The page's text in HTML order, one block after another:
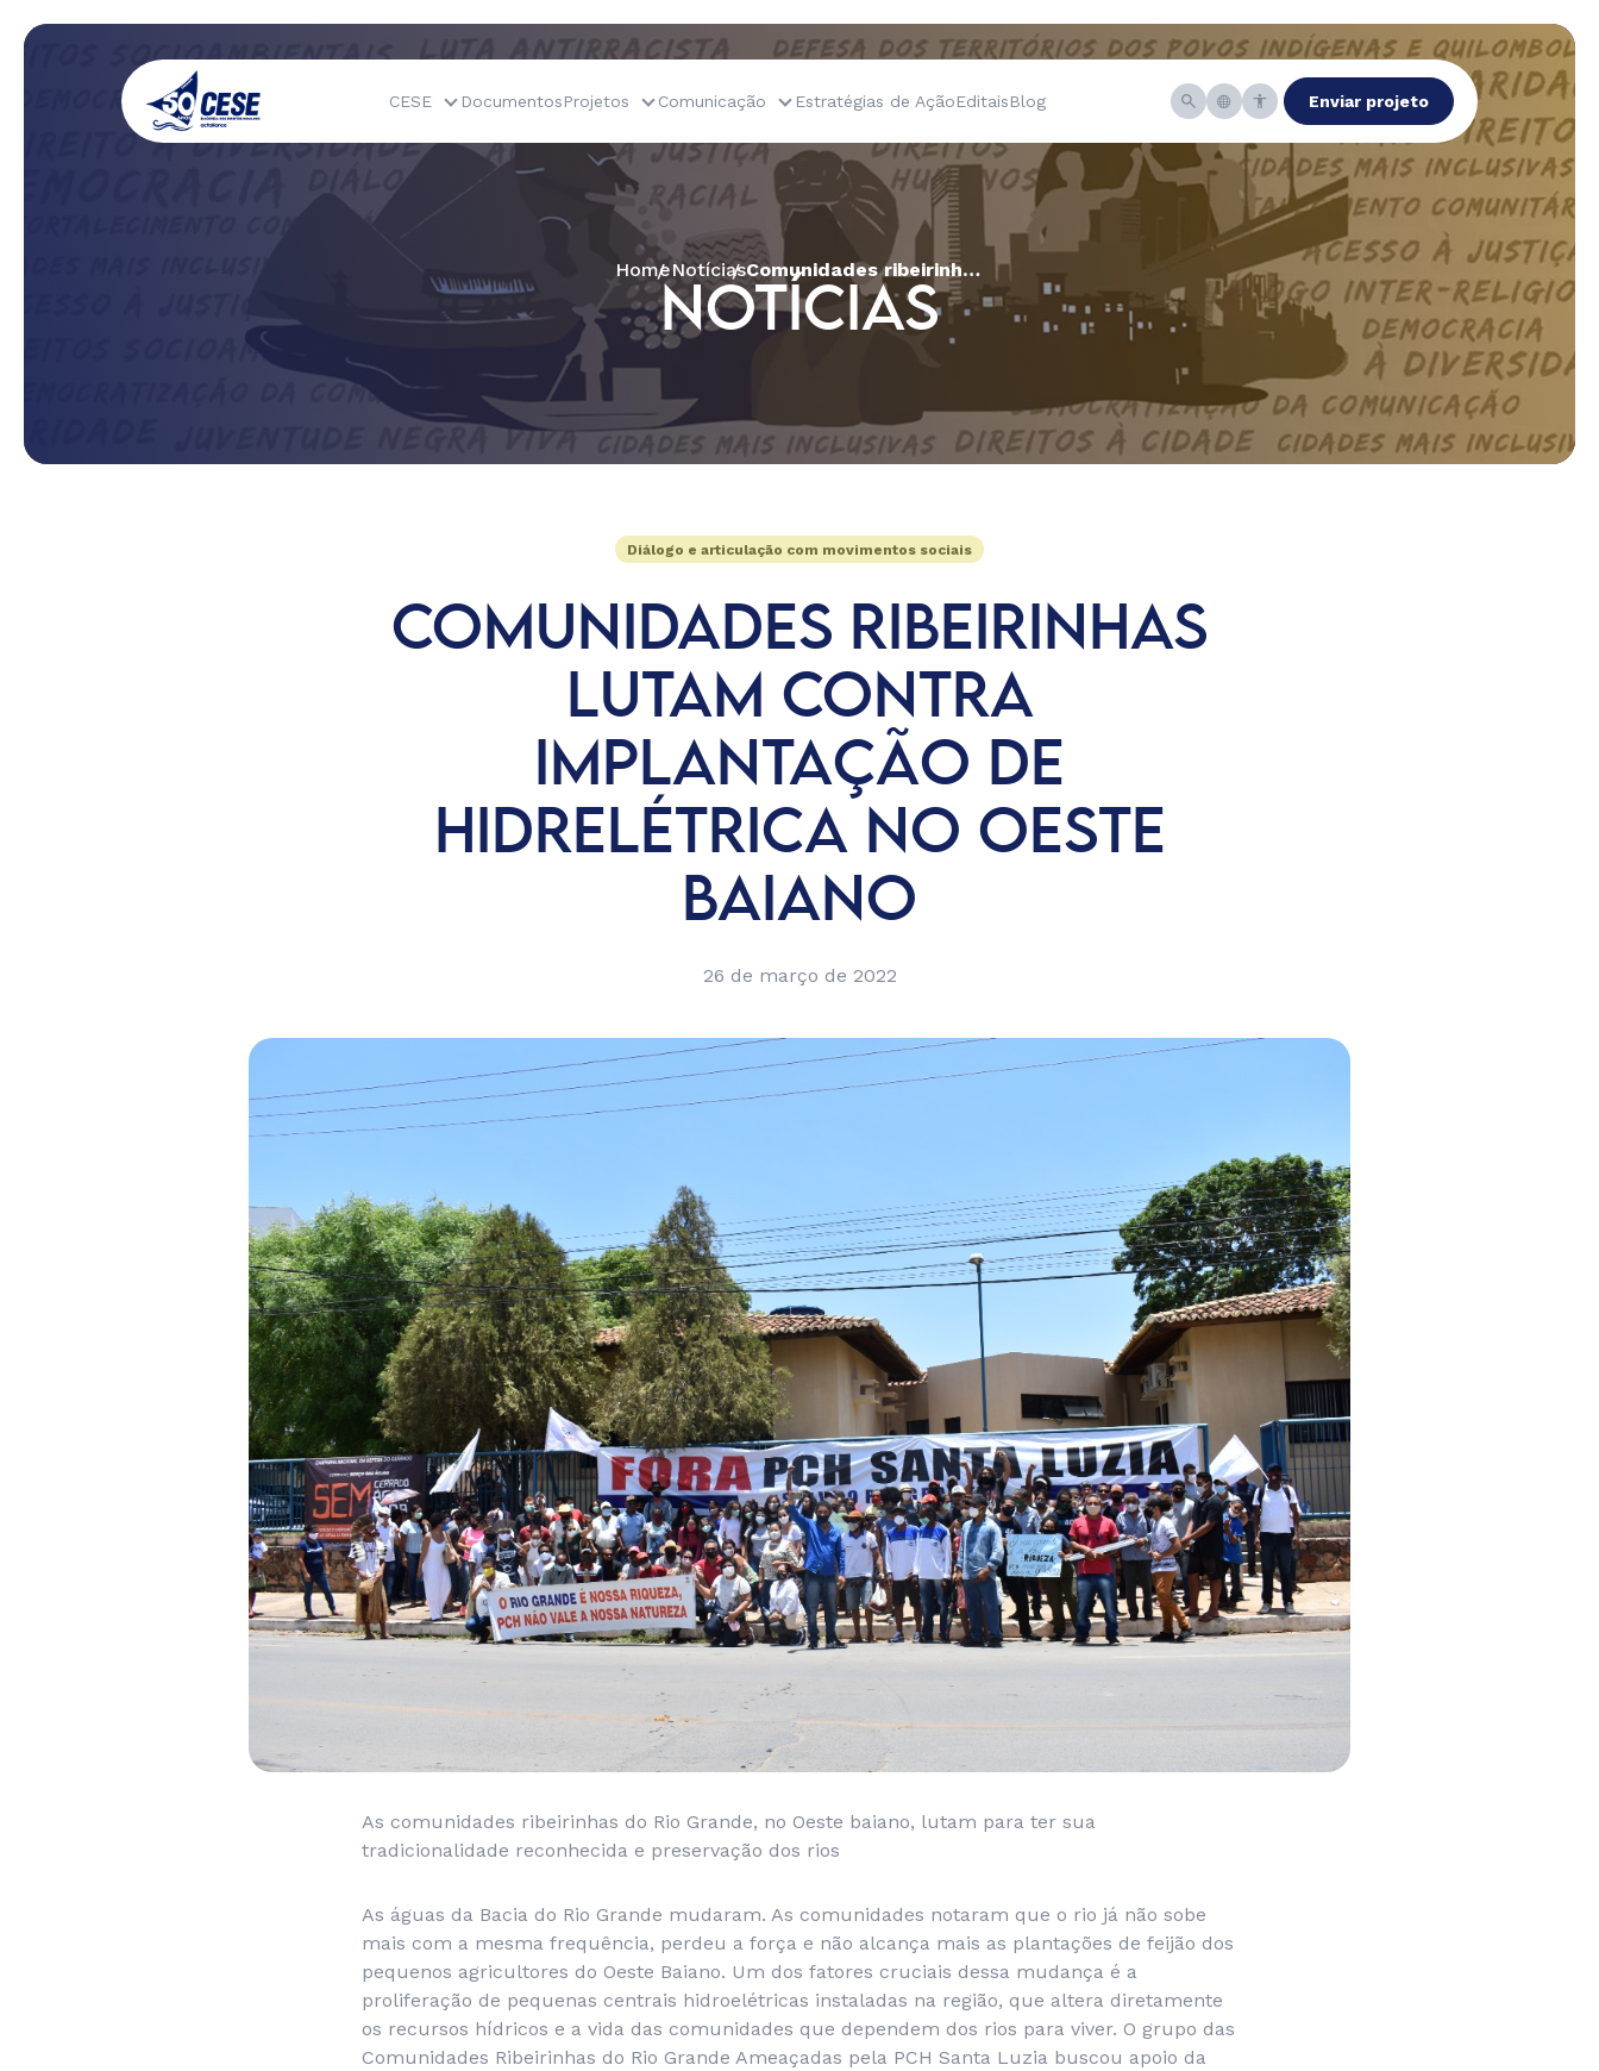
CESE DocumentosProjetos Comunicação Estratégias de AçãoEditaisBlog Enviar projeto
HomeNotícias Comunidades ribeirinhas lutam contra implantação de hidrelétrica no oeste baiano
NOTÍCIAS
Diálogo e articulação com movimentos sociais
COMUNIDADES RIBEIRINHAS
LUTAM CONTRA
IMPLANTAÇÃO DE
HIDRELÉTRICA NO OESTE
BAIANO
26 de março de 2022
As comunidades ribeirinhas do Rio Grande, no Oeste baiano, lutam para ter sua
tradicionalidade reconhecida e preservação dos rios
As águas da Bacia do Rio Grande mudaram. As comunidades notaram que o rio já não sobe
mais com a mesma frequência, perdeu a força e não alcança mais as plantações de feijão dos
pequenos agricultores do Oeste Baiano. Um dos fatores cruciais dessa mudança é a
proliferação de pequenas centrais hidroelétricas instaladas na região, que altera diretamente
os recursos hídricos e a vida das comunidades que dependem dos rios para viver. O grupo das
Comunidades Ribeirinhas do Rio Grande Ameaçadas pela PCH Santa Luzia buscou apoio da